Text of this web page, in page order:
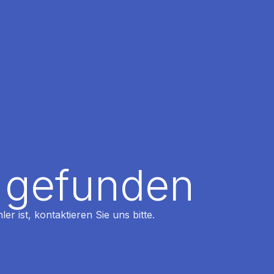
ist, kontaktieren Sie uns bitte.